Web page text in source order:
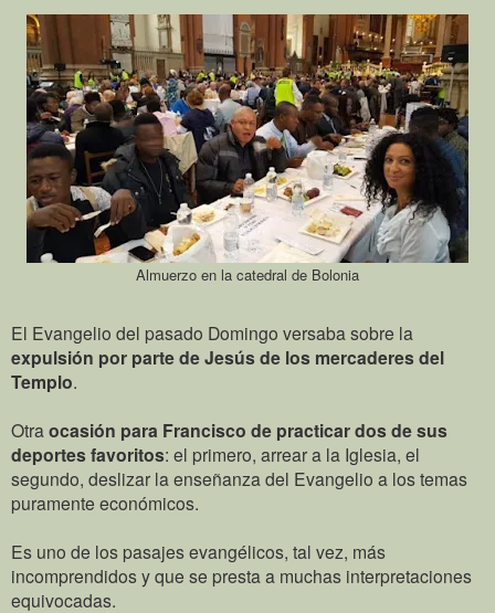
Almuerzo en la catedral de Bolonia
El Evangelio del pasado Domingo versaba sobre la
expulsión por parte de Jesús de los mercaderes del
Templo.
Otra ocasión para Francisco de practicar dos de sus
deportes favoritos: el primero, arrear a la Iglesia, el
segundo, deslizar la enseñanza del Evangelio a los temas
puramente económicos.
Es uno de los pasajes evangélicos, tal vez, más
incomprendidos y que se presta a muchas interpretaciones
equivocadas.